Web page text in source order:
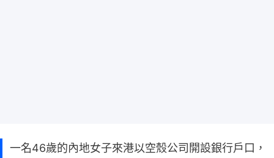
一名46歲的內地女子來港以空殼公司開設銀行戶口，